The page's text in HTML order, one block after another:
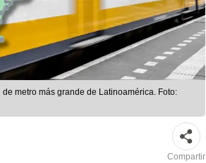
metro más grande de Latinoamérica. Foto:
Compartir